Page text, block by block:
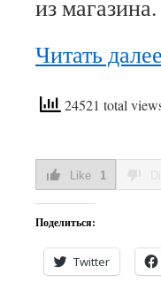
из магазина.
Читать далее
24521 total
Like 1
Поделиться:
Twitter